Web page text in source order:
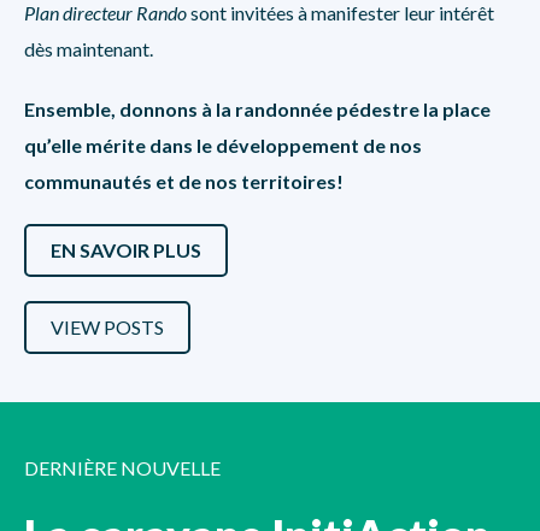
Plan directeur Randosont invitées à manifester leur intérêt
dès maintenant.
Ensemble, donnons à la randonnée pédestre la place
qu’elle mérite dans le développement de nos
communautés et de nos territoires!
EN SAVOIR PLUS
VIEW POSTS
DERNIÈRE NOUVELLE